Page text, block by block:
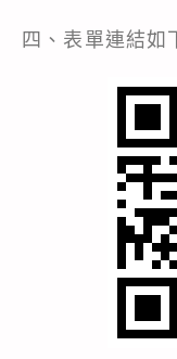
四、表單連結如